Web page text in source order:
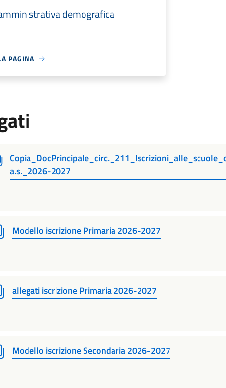
demografica
PAGINA
a.s._2026-2027
Modello iscrizione Primaria 2026-2027
allegati iscrizione Primaria 2026-2027
Modello iscrizione Secondaria 2026-2027